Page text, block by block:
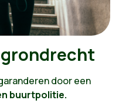
door een
buurtpolitie.